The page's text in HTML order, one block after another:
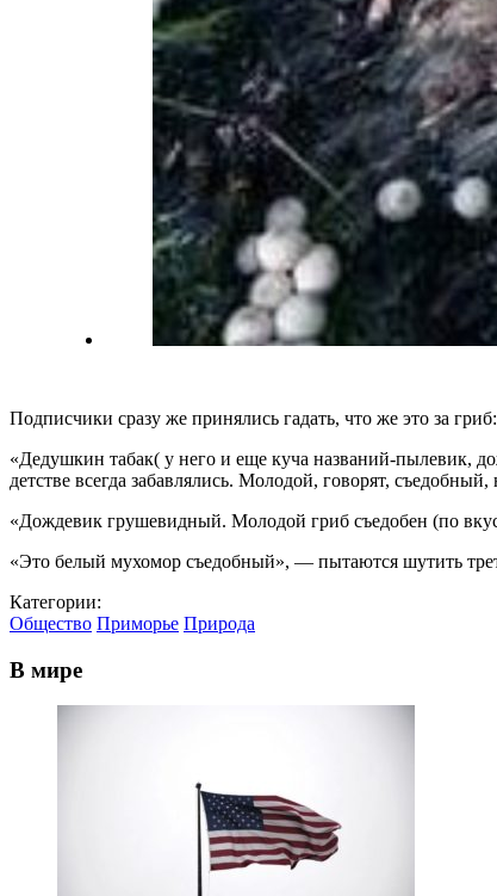
Подписчики сразу же принялись гадать, что же это за гриб:
«Дедушкин табак( у него и еще куча названий-пылевик,
детстве всегда забавлялись. Молодой, говорят,
«Дождевик грушевидный. Молодой гриб съедобен (по
«Это белый мухомор съедобный», — пытаются шутить
Категории:
Общество Приморье Природа
В мире